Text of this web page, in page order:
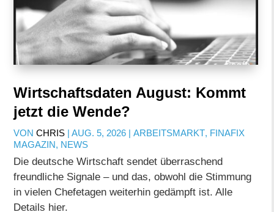
Wirtschaftsdaten August: Kommt
jetzt die Wende?
VONCHRIS |AUG. 5, 2026 |ARBEITSMARKT, FINAFIX
MAGAZIN, NEWS
Die deutsche Wirtschaft sendet überraschend
freundliche Signale – und das, obwohl die Stimmung
in vielen Chefetagen weiterhin gedämpft ist. Alle
Details hier.